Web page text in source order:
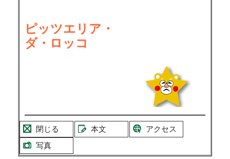
ピッツエリア・
ダ・ロッコ
閉じる 本文
アクセス
写真